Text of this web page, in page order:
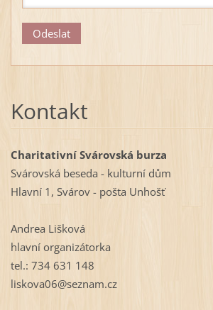
Kontakt
Charitativní Svárovská burza
Svárovská beseda - kulturní dům
Hlavní 1, Svárov - pošta Unhošť
Andrea Lišková
hlavní organizátorka
tel.: 734 631 148
liskova06@seznam.cz